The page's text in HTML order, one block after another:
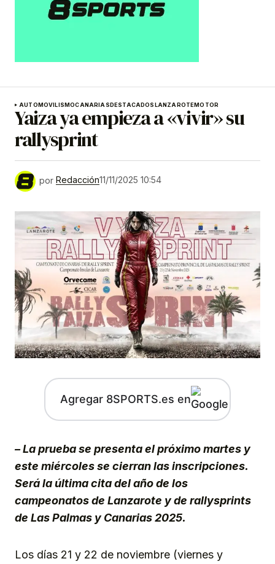
AUTOMOVILISMOCANARIASDESTACADOSLANZAROTEMOTOR
Yaiza ya empieza a «vivir» su
rallysprint
por Redacción11/11/2025 10:54
Agregar 8SPORTS.es en
– La prueba se presenta el próximo martes y
este miércoles se cierran las inscripciones.
Será la última cita del año de los
campeonatos de Lanzarote y de rallysprints
de Las Palmas y Canarias 2025.
Los días 21 y 22 de noviembre (viernes y